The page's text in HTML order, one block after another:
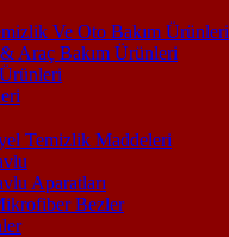
Ve Oto Bakım Ürünleri
Araç Bakım Ürünleri
Temizlik Maddeleri
Aparatları
Bezler